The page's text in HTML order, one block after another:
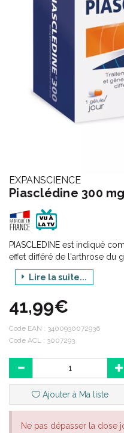
EXPANSCIENCE
Piasclédine 300
PIASCLEDINE est indiqué
effet différé de l'arthrose du
PIASCLEDINE est indiqué
Lire la suite...
41,99€
Code EAN : 3400930072936
Code ACL : 3007293
Ajouter à Ma liste
Ne pas dépasser la dose